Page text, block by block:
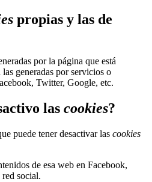
propias y las de
por la página que está
las generadas por servicios o
Twitter, Google, etc.
las cookies?
puede tener desactivar las cookies
de esa web en Facebook,
social.